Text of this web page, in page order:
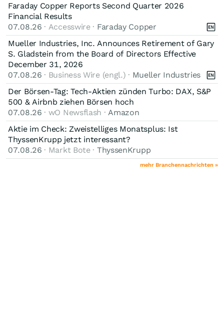
Faraday Copper Reports Second Quarter 2026
Financial Results
07.08.26 · Accesswire · Faraday Copper
Mueller Industries, Inc. Announces Retirement of Gary
S. Gladstein from the Board of Directors Effective
December 31, 2026
07.08.26 · Business Wire (engl.) · Mueller Industries
Der Börsen-Tag: Tech-Aktien zünden Turbo: DAX, S&P
500 & Airbnb ziehen Börsen hoch
07.08.26 · wO Newsflash · Amazon
Aktie im Check: Zweistelliges Monatsplus: Ist
ThyssenKrupp jetzt interessant?
07.08.26 · Markt Bote · ThyssenKrupp
mehr Branchennachrichten »